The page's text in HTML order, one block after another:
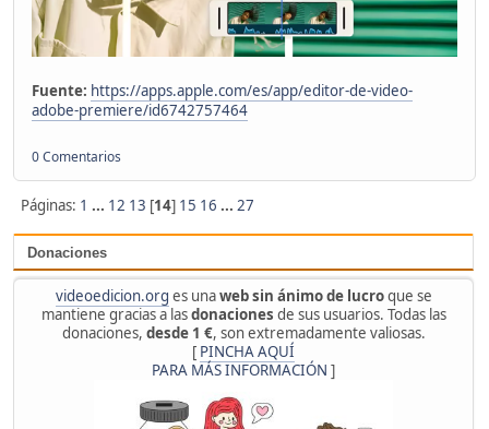
Donaciones
videoedicion.org es unaweb sin ánimo de lucroque se
mantiene gracias a lasdonaciones de sus usuarios. Todas las
donaciones, desde 1 €, son extremadamente valiosas.
[ PINCHA AQUÍ
PARA MÁS INFORMACIÓN ]
Fuente: https://apps.apple.com/es/app/editor-de-video-
adobe-premiere/id6742757464
0 Comentarios
Páginas: 1 ... 12 13 [14] 15 16 ... 27